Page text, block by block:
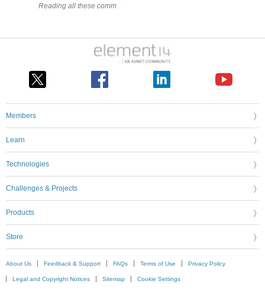
Reading all these comments, experienced developers sharing their
Members
Learn
Technologies
Challenges & Projects
Products
Store
About Us Feedback & Support FAQs Terms of Use Privacy Policy
Legal and Copyright Notices Sitemap Cookie Settings